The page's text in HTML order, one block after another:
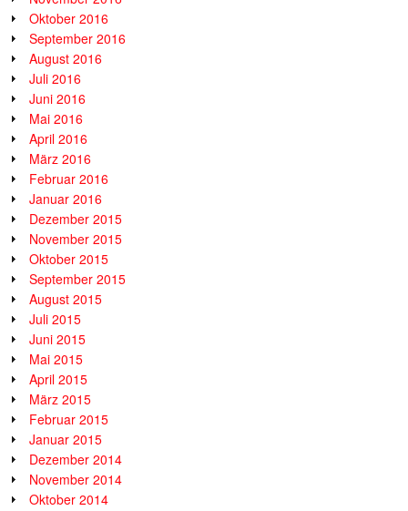
Oktober 2016
September 2016
August 2016
Juli 2016
Juni 2016
Mai 2016
April 2016
März 2016
Februar 2016
Januar 2016
Dezember 2015
November 2015
Oktober 2015
September 2015
August 2015
Juli 2015
Juni 2015
Mai 2015
April 2015
März 2015
Februar 2015
Januar 2015
Dezember 2014
November 2014
Oktober 2014